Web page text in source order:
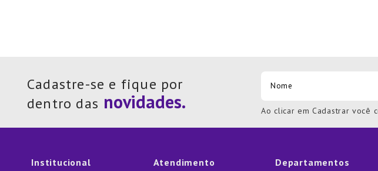
Cadastre-se e fique por
dentro das
Ao clicar em Cadastrar você
Institucional Atendimento Departamentos